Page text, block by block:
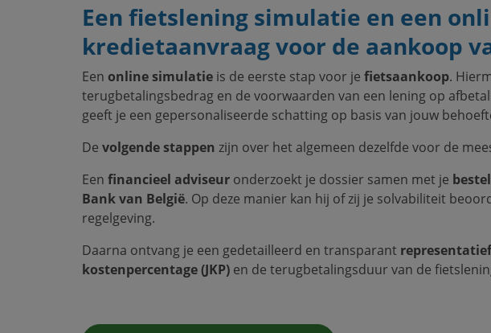
Een fietslening simulatie en een
kredietaanvraag voor de aankoop
Een online simulatie is de eerste stap voor je fietsaankoop.
terugbetalingsbedrag en de voorwaarden van een lening op
geeft je een gepersonaliseerde schatting op basis van jouw
De volgende stappen zijn over het algemeen dezelfde voor de
Een financieel adviseur onderzoekt je dossier samen met je
Bank van België. Op deze manier kan hij of zij je solvabiliteit
regelgeving.
Daarna ontvang je een gedetailleerd en transparant
kostenpercentage (JKP) en de terugbetalingsduur van de